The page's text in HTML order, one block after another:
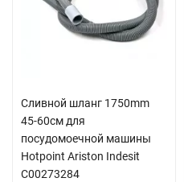
Сливной шланг 1750mm
45-60см для
посудомоечной машины
Hotpoint Ariston Indesit
C00273284